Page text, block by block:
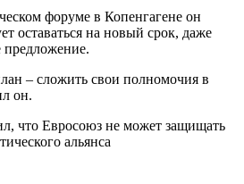
форуме в Копенгагене он
оставаться на новый срок, даже
предложение.
– сложить свои полномочия в
он.
что Евросоюз не может защищать
альянса